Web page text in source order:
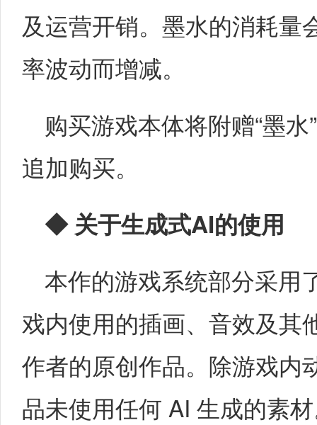
及运营开销。墨水的消耗量
率波动而增减。
购买游戏本体将附赠“墨
追加购买。
◆ 关于生成式AI的使用
本作的游戏系统部分采用
戏内使用的插画、音效及其
作者的原创作品。除游戏内
品未使用任何 AI 生成的素